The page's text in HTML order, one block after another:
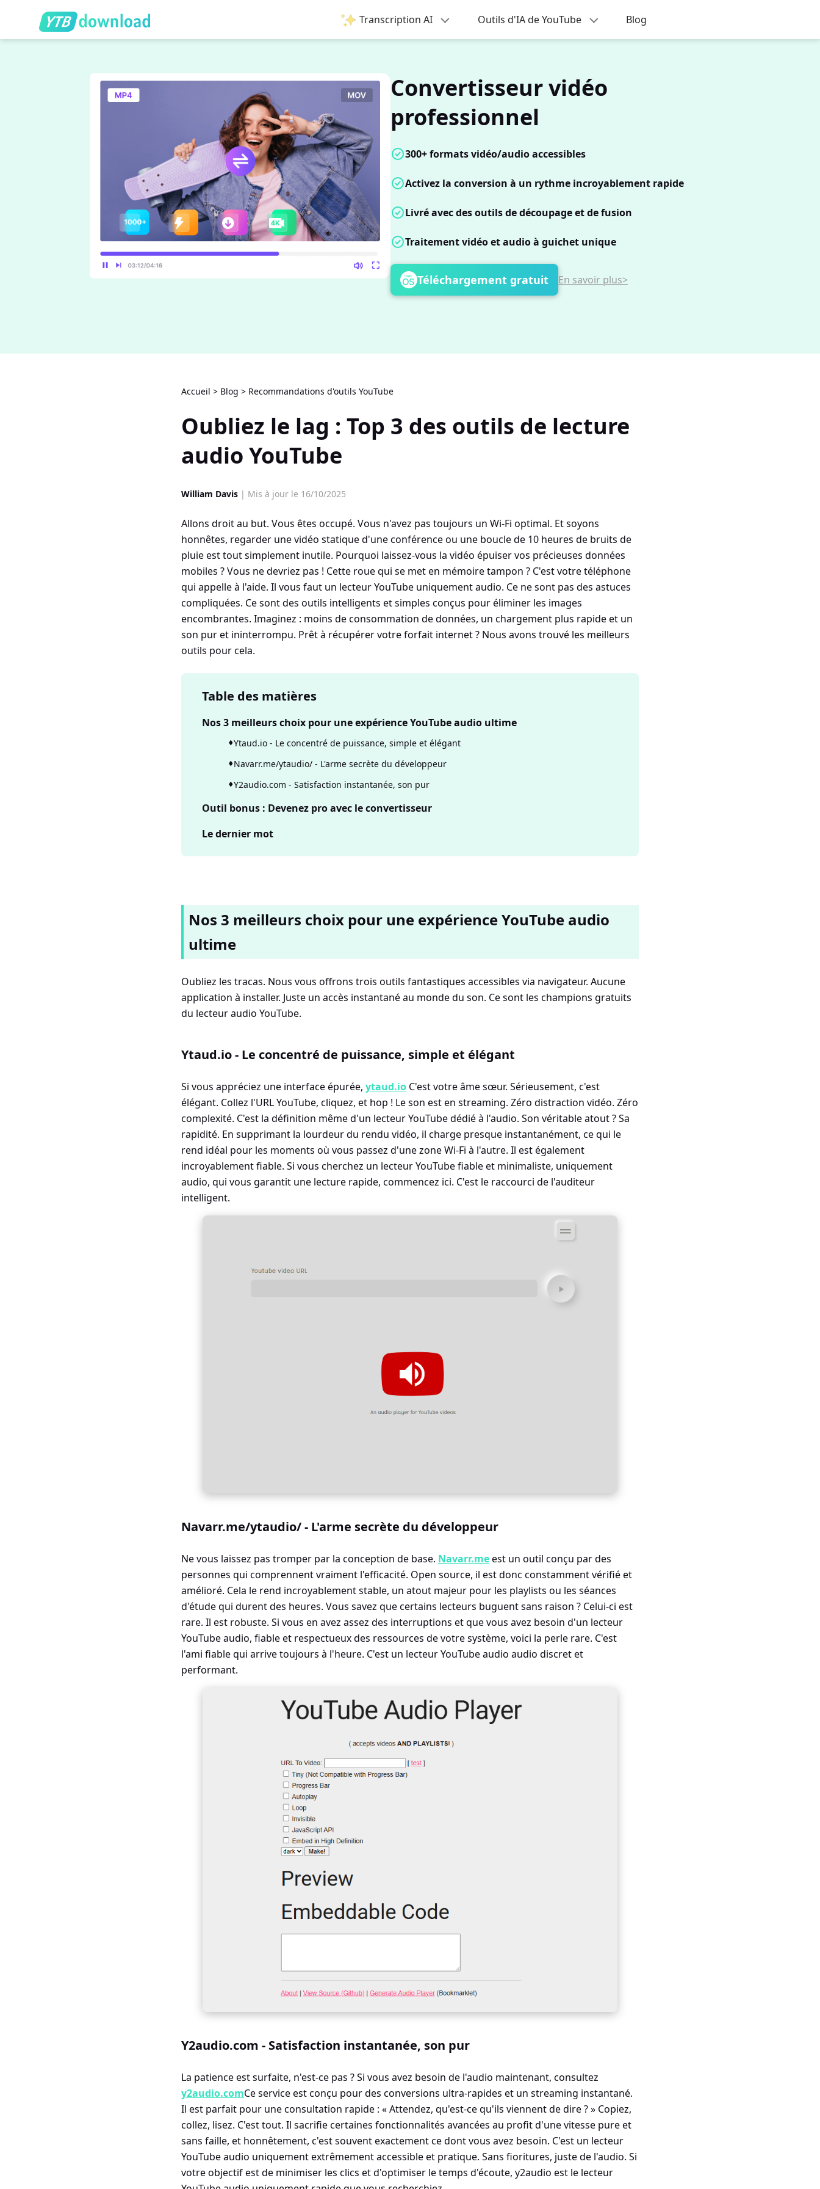
Transcription AI Outils d'IA de YouTube Blog
Convertisseur vidéo
professionnel
300+ formats vidéo/audio accessibles
Activez la conversion à un rythme incroyablement rapide
Livré avec des outils de découpage et de fusion
Traitement vidéo et audio à guichet unique
Téléchargement gratuit En savoir plus>
Accueil > Blog > Recommandations d'outils YouTube
Oubliez le lag : Top 3 des outils de lecture
audio YouTube
William Davis | Mis à jour le 16/10/2025
Allons droit au but. Vous êtes occupé. Vous n'avez pas toujours un Wi-Fi optimal. Et soyons
honnêtes, regarder une vidéo statique d'une conférence ou une boucle de 10 heures de bruits de
pluie est tout simplement inutile. Pourquoi laissez-vous la vidéo épuiser vos précieuses données
mobiles ? Vous ne devriez pas ! Cette roue qui se met en mémoire tampon ? C'est votre téléphone
qui appelle à l'aide. Il vous faut un lecteur YouTube uniquement audio. Ce ne sont pas des astuces
compliquées. Ce sont des outils intelligents et simples conçus pour éliminer les images
encombrantes. Imaginez : moins de consommation de données, un chargement plus rapide et un
son pur et ininterrompu. Prêt à récupérer votre forfait internet ? Nous avons trouvé les meilleurs
outils pour cela.
Table des matières
Nos 3 meilleurs choix pour une expérience YouTube audio ultime
Ytaud.io - Le concentré de puissance, simple et élégant
Navarr.me/ytaudio/ - L'arme secrète du développeur
Y2audio.com - Satisfaction instantanée, son pur
Outil bonus : Devenez pro avec le convertisseur
Le dernier mot
Nos 3 meilleurs choix pour une expérience YouTube audio
ultime
Oubliez les tracas. Nous vous offrons trois outils fantastiques accessibles via navigateur. Aucune
application à installer. Juste un accès instantané au monde du son. Ce sont les champions gratuits
du lecteur audio YouTube.
Ytaud.io - Le concentré de puissance, simple et élégant
Si vous appréciez une interface épurée, ytaud.io C'est votre âme sœur. Sérieusement, c'est
élégant. Collez l'URL YouTube, cliquez, et hop ! Le son est en streaming. Zéro distraction vidéo. Zéro
complexité. C'est la définition même d'un lecteur YouTube dédié à l'audio. Son véritable atout ? Sa
rapidité. En supprimant la lourdeur du rendu vidéo, il charge presque instantanément, ce qui le
rend idéal pour les moments où vous passez d'une zone Wi-Fi à l'autre. Il est également
incroyablement fiable. Si vous cherchez un lecteur YouTube fiable et minimaliste, uniquement
audio, qui vous garantit une lecture rapide, commencez ici. C'est le raccourci de l'auditeur
intelligent.
Navarr.me/ytaudio/ - L'arme secrète du développeur
Ne vous laissez pas tromper par la conception de base. Navarr.meest un outil conçu par des
personnes qui comprennent vraiment l'efficacité. Open source, il est donc constamment vérifié et
amélioré. Cela le rend incroyablement stable, un atout majeur pour les playlists ou les séances
d'étude qui durent des heures. Vous savez que certains lecteurs buguent sans raison ? Celui-ci est
rare. Il est robuste. Si vous en avez assez des interruptions et que vous avez besoin d'un lecteur
YouTube audio, fiable et respectueux des ressources de votre système, voici la perle rare. C'est
l'ami fiable qui arrive toujours à l'heure. C'est un lecteur YouTube audio audio discret et
performant.
Y2audio.com - Satisfaction instantanée, son pur
La patience est surfaite, n'est-ce pas ? Si vous avez besoin de l'audio maintenant, consultez
y2audio.comCe service est conçu pour des conversions ultra-rapides et un streaming instantané.
Il est parfait pour une consultation rapide : « Attendez, qu'est-ce qu'ils viennent de dire ? » Copiez,
collez, lisez. C'est tout. Il sacrifie certaines fonctionnalités avancées au profit d'une vitesse pure et
sans faille, et honnêtement, c'est souvent exactement ce dont vous avez besoin. C'est un lecteur
YouTube audio uniquement extrêmement accessible et pratique. Sans fioritures, juste de l'audio. Si
votre objectif est de minimiser les clics et d'optimiser le temps d'écoute, y2audio est le lecteur